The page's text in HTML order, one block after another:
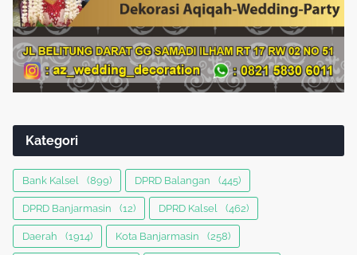
Kategori
Bank Kalsel (899) DPRD Balangan (445)
DPRD Banjarmasin (12) DPRD Kalsel (462)
Daerah (1914) Kota Banjarmasin (258)